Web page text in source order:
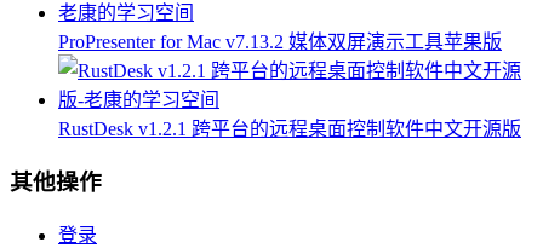
ProPresenter for Mac v7.13.2 媒体双屏演示工具苹果版
RustDesk v1.2.1 跨平台的远程桌面控制软件中文开源版
其他操作
登录